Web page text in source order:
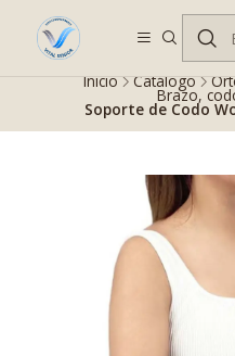
Despacho gratis en RM
Inicio Catálogo
Brazo,
Soporte de Codo